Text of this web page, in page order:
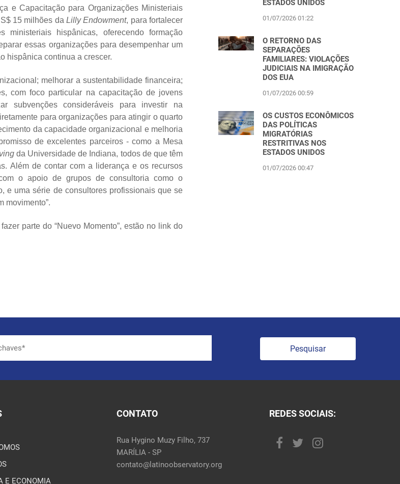
e Capacitação para Organizações Ministeriais
15 milhões daLilly Endowment, para fortalecer
hispânicas, oferecendo formação
essas organizações para desempenhar um
hispânica continua a crescer.
melhorar a sustentabilidade financeira;
com foco particular na capacitação de jovens
subvenções consideráveis ​​para investir na
para organizações para atingir o quarto
da capacidade organizacional e melhoria
de excelentes parceiros - como a Mesa
da Universidade de Indiana, todos de que têm
Além de contar com a liderança e os recursos
o apoio de grupos de consultoria como o
e uma série de consultores profissionais que se
movimento”.
parte do “Nuevo Momento”, estão no link do
ESTADOS UNIDOS
01/07/2026 01:22
O RETORNO DAS
SEPARAÇÕES
FAMILIARES: VIOLAÇÕES
JUDICIAIS NA IMIGRAÇÃO
DOS EUA
01/07/2026 00:59
OS CUSTOS ECONÔMICOS
DAS POLÍTICAS
MIGRATÓRIAS
RESTRITIVAS NOS
ESTADOS UNIDOS
01/07/2026 00:47
Pesquisar
E ECONOMIA
CONTATO
Rua Hygino Muzy Filho, 737
MARÍLIA - SP
contato@latinoobservatory.org
REDES SOCIAIS: